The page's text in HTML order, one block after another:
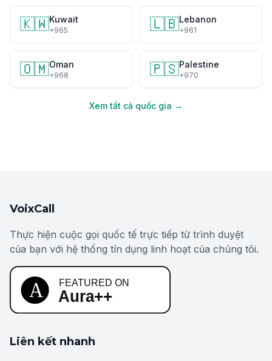
🇰🇼Kuwait
+965 🇱🇧Lebanon
+961
🇴🇲Oman
+968 🇵🇸Palestine
+970
Xem tất cả quốc gia →
VoixCall
Thực hiện cuộc gọi quốc tế trực tiếp từ trình duyệt
của bạn với hệ thống tín dụng linh hoạt của chúng tôi.
Liên kết nhanh